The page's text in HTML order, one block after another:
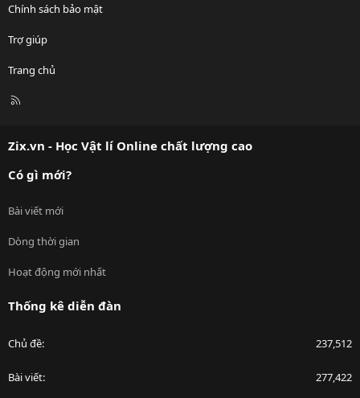
Chính sách bảo mật
Trợ giúp
Trang chủ
R
Zix.vn - Học Vật lí Online chất lượng cao
Có gì mới?
Bài viết mới
Dòng thời gian
Hoạt động mới nhất
Thống kê diễn đàn
Chủ đề 237,512
Bài viết 277,422